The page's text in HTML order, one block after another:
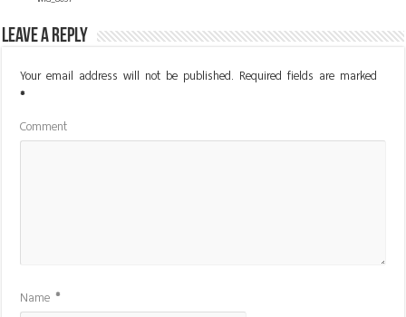
Leave a Reply
Your email address will not be published. Required fields are marked
*
Comment
Name*